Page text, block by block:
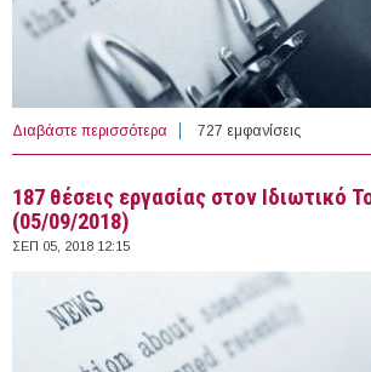
Διαβάστε περισσότερα για 1 άτομο με Σύμβαση
Ινστιτούτο Εκπαιδευτικής
727 εμφανίσεις
187 θέσεις εργασίας στον Ιδιωτικό
(05/09/2018)
ΣΕΠ 05, 2018 12:15